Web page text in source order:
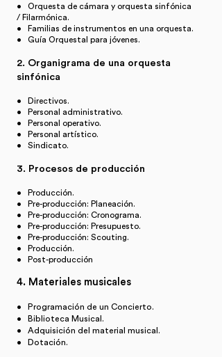
• Orquesta de cámara y orquesta sinfónica
/ Filarmónica.
• Familias de instrumentos en una orquesta.
• Guía Orquestal para jóvenes.
2. Organigrama de una orquesta
sinfónica
• Directivos.
• Personal administrativo.
• Personal operativo.
• Personal artístico.
• Sindicato.
3. Procesos de producción
• Producción.
• Pre-producción: Planeación.
• Pre-producción: Cronograma.
• Pre-producción: Presupuesto.
• Pre-producción: Scouting.
• Producción.
• Post-producción
4. Materiales musicales
• Programación de un Concierto.
• Biblioteca Musical.
• Adquisición del material musical.
• Dotación.